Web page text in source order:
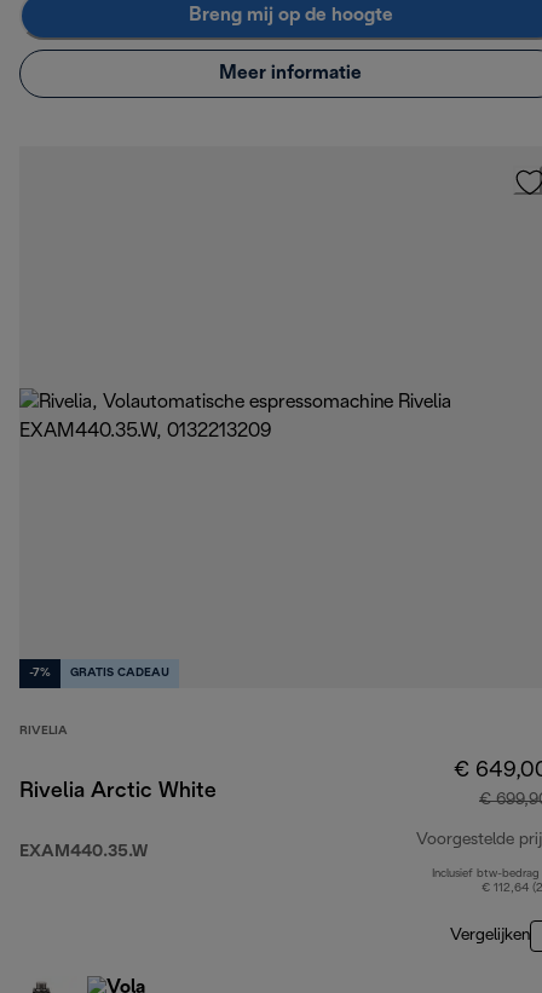
Breng mij op de hoogte
Meer informatie
-7% GRATIS CADEAU
RIVELIA
Rivelia Arctic White
EXAM440.35.W
€
€
Voorgestelde
Inclusief btw-bedrag
€ 112,64
Vergelijken